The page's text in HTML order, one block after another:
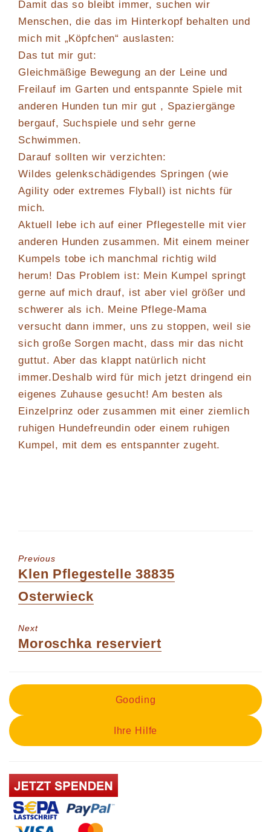
Damit das so bleibt immer, suchen wir
Menschen, die das im Hinterkopf behalten und
mich mit „Köpfchen“ auslasten:
Das tut mir gut:
Gleichmäßige Bewegung an der Leine und
Freilauf im Garten und entspannte Spiele mit
anderen Hunden tun mir gut , Spaziergänge
bergauf, Suchspiele und sehr gerne
Schwimmen.
Darauf sollten wir verzichten:
Wildes gelenkschädigendes Springen (wie
Agility oder extremes Flyball) ist nichts für
mich.
Aktuell lebe ich auf einer Pflegestelle mit vier
anderen Hunden zusammen. Mit einem meiner
Kumpels tobe ich manchmal richtig wild
herum! Das Problem ist: Mein Kumpel springt
gerne auf mich drauf, ist aber viel größer und
schwerer als ich. Meine Pflege-Mama
versucht dann immer, uns zu stoppen, weil sie
sich große Sorgen macht, dass mir das nicht
guttut. Aber das klappt natürlich nicht
immer.Deshalb wird für mich jetzt dringend ein
eigenes Zuhause gesucht! Am besten als
Einzelprinz oder zusammen mit einer ziemlich
ruhigen Hundefreundin oder einem ruhigen
Kumpel, mit dem es entspannter zugeht.
Previous
Previous
Klen Pflegestelle 38835
Osterwieck
Next
Next
Moroschka reserviert
Gooding
Ihre Hilfe